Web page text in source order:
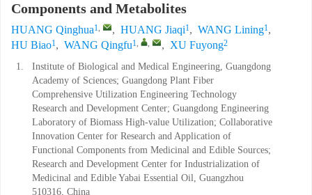
Components and Metabolites
HUANG Qinghua1, , HUANG Jiaqi1, WANG Lining1,
HU Biao1, WANG Qingfu1, , , XU Fuyong2
1.
Institute of Biological and Medical Engineering, Guangdong
Academy of Sciences; Guangdong Plant Fiber
Comprehensive Utilization Engineering Technology
Research and Development Center; Guangdong Engineering
Laboratory of Biomass High-value Utilization; Collaborative
Innovation Center for Research and Application of
Functional Components from Medicinal and Edible Sources;
Research and Development Center for Industrialization of
Medicinal and Edible Yabai Essential Oil, Guangzhou
510316, China